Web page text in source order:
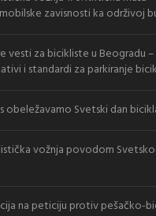
zavisnosti ka održivoj
vesti za bicikliste u Beogradu –
i standardi za parkiranje
obeležavamo Svetski dan
vožnja povodom
na peticiju protiv pešačko-